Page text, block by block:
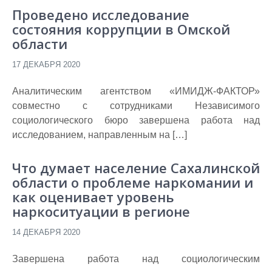
Проведено исследование
состояния коррупции в Омской
области
17 ДЕКАБРЯ 2020
Аналитическим агентством «ИМИДЖ-ФАКТОР»
совместно с сотрудниками Независимого
социологического бюро завершена работа над
исследованием, направленным на […]
Что думает население Сахалинской
области о проблеме наркомании и
как оценивает уровень
наркоситуации в регионе
14 ДЕКАБРЯ 2020
Завершена работа над социологическим